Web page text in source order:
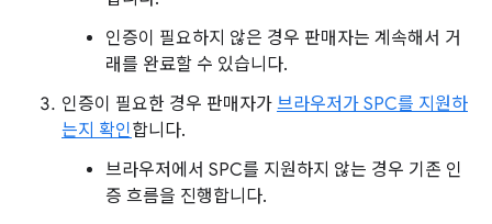
인증이 필요하지 않은 경우 판매자는 계속해서 거
래를 완료할 수 있습니다.
인증이 필요한 경우 판매자가 브라우저가 SPC를 지원하
는지 확인합니다.
브라우저에서 SPC를 지원하지 않는 경우 기존 인
증 흐름을 진행합니다.